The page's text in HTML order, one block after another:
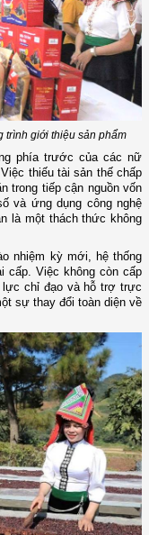
trình giới thiệu sản phẩm
phía trước của các nữ
thiếu tài sản thế chấp
trong tiếp cận nguồn vốn
và ứng dụng công nghệ
là một thách thức không
nhiệm kỳ mới, hệ thống
cấp. Việc không còn cấp
lực chỉ đạo và hỗ trợ trực
sự thay đổi toàn diện về